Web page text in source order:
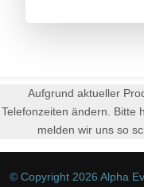
Aufgrund aktueller
Telefonzeiten ändern. Bitte
melden wir uns so
© Copyright 2026 Alpha